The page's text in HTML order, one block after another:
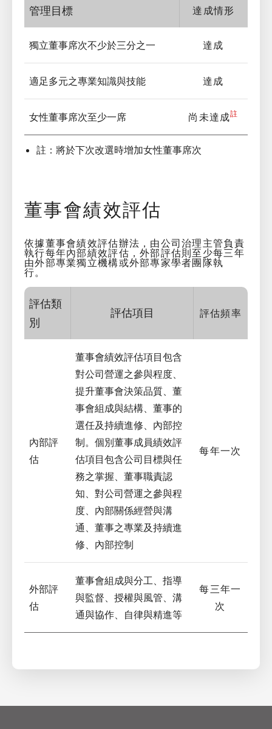
管理目標 達成情形
獨立董事席次不少於三分之一 達成
適足多元之專業知識與技能 達成
女性董事席次至少一席 尚未達成註
註：將於下次改選時增加女性董事席次
董事會績效評估
依據董事會績效評估辦法，由公司治理主管負責
執行每年內部績效評估，外部評估則至少每三年
由外部專業獨立機構或外部專家學者團隊執
行。
評估類
別
評估項目 評估頻率
內部評
估
董事會績效評估項目包含
對公司營運之參與程度、
提升董事會決策品質、董
事會組成與結構、董事的
選任及持續進修、內部控
制。個別董事成員績效評
估項目包含公司目標與任
務之掌握、董事職責認
知、對公司營運之參與程
度、內部關係經營與溝
通、董事之專業及持續進
修、內部控制
每年一次
外部評
估
董事會組成與分工、指導
與監督、授權與風管、溝
通與協作、自律與精進等
每三年一
次
XSRF Token